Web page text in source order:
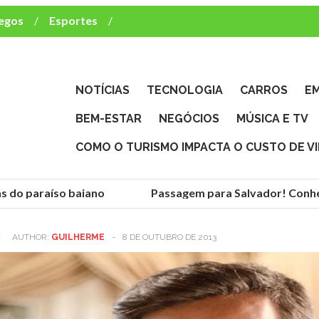
Esportes
e TV
NOTÍCIAS TECNOLOGIA CARROS
BEM-ESTAR NEGÓCIOS MÚSICA E TV
COMO O TURISMO IMPACTA O CUSTO DE
paraíso baiano Passagem para Salvador!
AUTHOR: GUILHERME - 8 DE OUTUBRO DE 2013